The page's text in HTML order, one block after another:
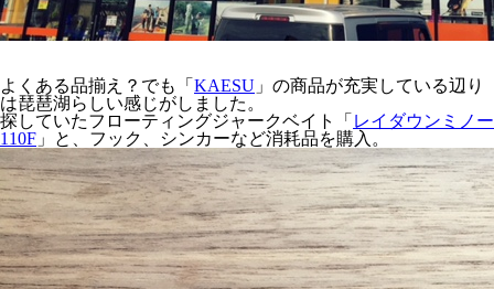
よくある品揃え？でも「 KAESU 」の商品が充実している辺り
は琵琶湖らしい感じがしました。
探していたフローティングジャークベイト「 レイダウンミノー
110F 」と、フック、シンカーなど消耗品を購入。